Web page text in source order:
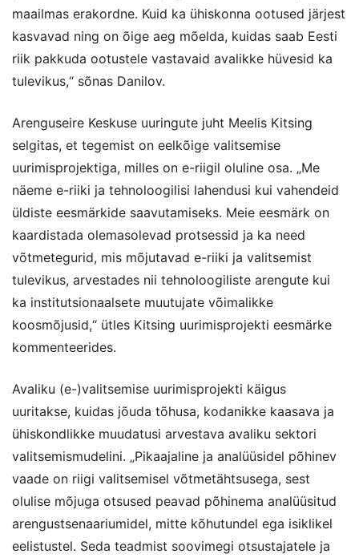
maailmas erakordne. Kuid ka ühiskonna ootused järjest
kasvavad ning on õige aeg mõelda, kuidas saab Eesti
riik pakkuda ootustele vastavaid avalikke hüvesid ka
tulevikus,“ sõnas Danilov.
Arenguseire Keskuse uuringute juht Meelis Kitsing
selgitas, et tegemist on eelkõige valitsemise
uurimisprojektiga, milles on e-riigil oluline osa. „Me
näeme e-riiki ja tehnoloogilisi lahendusi kui vahendeid
üldiste eesmärkide saavutamiseks. Meie eesmärk on
kaardistada olemasolevad protsessid ja ka need
võtmetegurid, mis mõjutavad e-riiki ja valitsemist
tulevikus, arvestades nii tehnoloogiliste arengute kui
ka institutsionaalsete muutujate võimalikke
koosmõjusid,“ ütles Kitsing uurimisprojekti eesmärke
kommenteerides.
Avaliku (e-)valitsemise uurimisprojekti käigus
uuritakse, kuidas jõuda tõhusa, kodanikke kaasava ja
ühiskondlikke muudatusi arvestava avaliku sektori
valitsemismudelini. „Pikaajaline ja analüüsidel põhinev
vaade on riigi valitsemisel võtmetähtsusega, sest
olulise mõjuga otsused peavad põhinema analüüsitud
arengustsenaariumidel, mitte kõhutundel ega isiklikel
eelistustel. Seda teadmist soovimegi otsustajatele ja